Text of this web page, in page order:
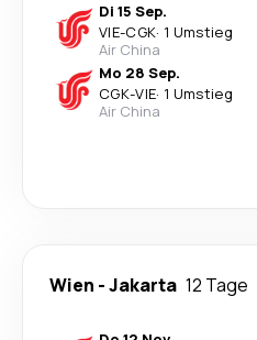
Di 15 Sep.
VIE-CGK· 1 Umstieg
Air China
Mo 28 Sep.
CGK-VIE· 1 Umstieg
Air China
Wien -Jakarta 12 Tage